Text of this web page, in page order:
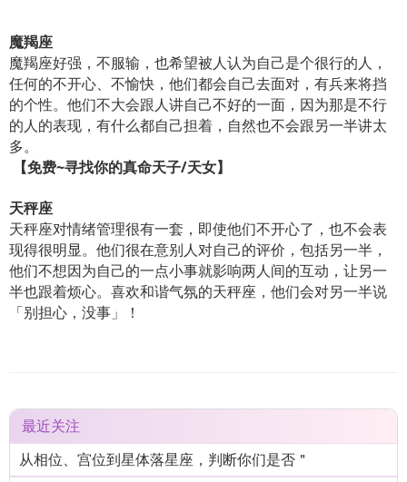
魔羯座
魔羯座好强，不服输，也希望被人认为自己是个很行的人，
任何的不开心、不愉快，他们都会自己去面对，有兵来将挡
的个性。他们不大会跟人讲自己不好的一面，因为那是不行
的人的表现，有什么都自己担着，自然也不会跟另一半讲太
多。
【免费~寻找你的真命天子/天女】
天秤座
天秤座对情绪管理很有一套，即使他们不开心了，也不会表
现得很明显。他们很在意别人对自己的评价，包括另一半，
他们不想因为自己的一点小事就影响两人间的互动，让另一
半也跟着烦心。喜欢和谐气氛的天秤座，他们会对另一半说
「别担心，没事」！
最近关注
从相位、宫位到星体落星座，判断你们是否＂